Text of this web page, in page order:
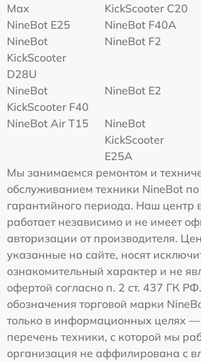
Max
KickScooter C20
NineBot E25
NineBot F40A
NineBot
KickScooter
D28U
NineBot F2
NineBot
KickScooter F40
NineBot E2
NineBot Air T15
NineBot
KickScooter
E25A
Мы занимаемся ремонтом и
обслуживанием техники NineBot по
гарантийного периода. Наш центр
работает независимо и не имеет
авторизации от производителя.
указанные на сайте, носят
ознакомительный характер и не
офертой согласно п. 2 ст. 437 ГК
обозначения торговой марки
только в информационных целях —
перечень техники, с которой мы
организация не аффилирована с